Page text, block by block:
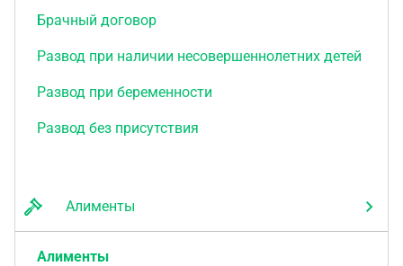
Брачный договор
Развод при наличии несовершеннолетних детей
Развод при беременности
Развод без присутствия
Алименты
Алименты